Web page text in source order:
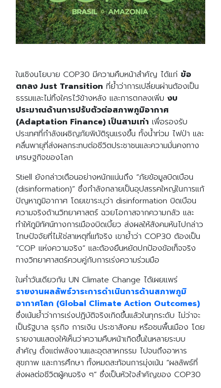
ในเชิงนโยบาย COP30 มีความคืบหน้าสำคัญ ได้แก่ ข้อ
ตกลง Just Transition ที่ย้ำว่าการเปลี่ยนผ่านต้องเป็น
ธรรมและไม่ทิ้งใครไว้ข้างหลัง และการตกลงเพิ่ม งบ
ประมาณด้านการปรับตัวต่อสภาพภูมิอากาศ
(Adaptation Finance) เป็นสามเท่า เพื่อรองรับ
ประเทศที่กำลังเผชิญภัยพิบัติรุนแรงขึ้น ทั้งน้ำท่วม ไฟป่า และ
คลื่นพายุที่ส่งผลกระทบต่อชีวิตประชาชนและความมั่นคงทาง
เศรษฐกิจของโลก
Stiell ยังกล่าวเตือนอย่างหนักแน่นถึง “ภัยข้อมูลบิดเบือน
(disinformation)” ซึ่งกำลังกลายเป็นอุปสรรคใหญ่ในการแก้
ปัญหาภูมิอากาศ โดยเขาระบุว่า disinformation บิดเบือน
ความจริงด้านวิทยาศาสตร์ ฉวยโอกาสจากความกลัว และ
ทำให้ภูมิทัศน์ทางการเมืองบิดเบี้ยว ส่งผลให้สังคมหันไปกล่าว
โทษปัจจัยที่ไม่ใช่สาเหตุที่แท้จริง เขาย้ำว่า COP30 ต้องเป็น
“COP แห่งความจริง” และต้องยืนหยัดปกป้องข้อเท็จจริง
ทางวิทยาศาสตร์ควบคู่กับการเร่งความร่วมมือ
ในค่ำวันเดียวกัน UN Climate Change ได้เผยแพร่
รายงานผลลัพธ์วาระการดำเนินการด้านสภาพภูมิ
อากาศโลก (Global Climate Action Outcomes)
ซึ่งเน้นย้ำว่าการเร่งปฏิบัติจริงเกิดขึ้นแล้วในทุกระดับ ไม่ว่าจะ
เป็นรัฐบาล ธุรกิจ การเงิน ประชาสังคม หรือชนพื้นเมือง โดย
รายงานแสดงให้เห็นว่าความคืบหน้าเกิดขึ้นในหลายระบบ
สำคัญ ตั้งแต่พลังงานและอุตสาหกรรม ไปจนถึงอาหาร
สุขภาพ และการศึกษา ทั้งหมดสะท้อนการมุ่งเน้น “ผลลัพธ์ที่
ส่งผลต่อชีวิตผู้คนจริง ๆ” ซึ่งเป็นหัวใจสำคัญของ COP30